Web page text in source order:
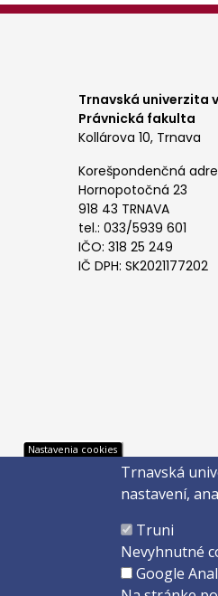
Trnavská univerzita
Právnická fakulta
Kollárova 10, Trnava
Korešpondenčná
Hornopotočná 23
918 43 TRNAVA
tel.: 033/5939 601
IČO: 318 25 249
IČ DPH: SK2021177202
Nastavenia cookies
Trnavská
nastavení,
Truni
Nevyhnutné
Google